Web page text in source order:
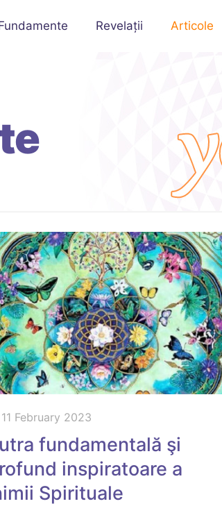
Revelații Articole
11 February 2023
fundamentală şi
inspiratoare a
Spirituale